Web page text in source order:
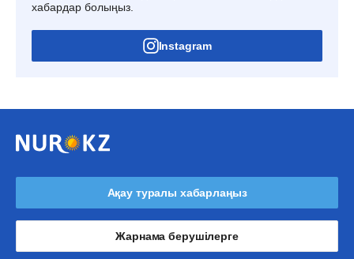
хабардар болыңыз.
Instagram
Ақау туралы хабарлаңыз
Жарнама берушілерге